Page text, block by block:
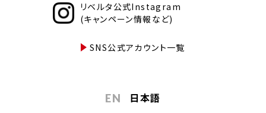
リベルタ公式Instagram
(キャンペーン情報など)
SNS公式アカウント一覧
EN 日本語